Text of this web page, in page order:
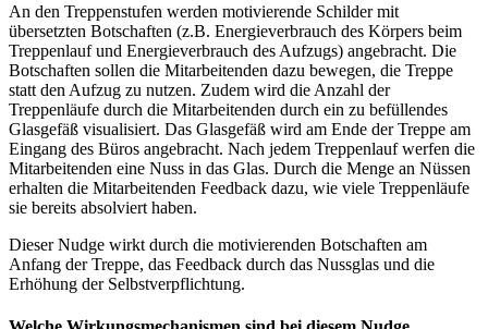
An den Treppenstufen werden motivierende Schilder mit
übersetzten Botschaften (z.B. Energieverbrauch des Körpers beim
Treppenlauf und Energieverbrauch des Aufzugs) angebracht. Die
Botschaften sollen die Mitarbeitenden dazu bewegen, die Treppe
statt den Aufzug zu nutzen. Zudem wird die Anzahl der
Treppenläufe durch die Mitarbeitenden durch ein zu befüllendes
Glasgefäß visualisiert. Das Glasgefäß wird am Ende der Treppe am
Eingang des Büros angebracht. Nach jedem Treppenlauf werfen die
Mitarbeitenden eine Nuss in das Glas. Durch die Menge an Nüssen
erhalten die Mitarbeitenden Feedback dazu, wie viele Treppenläufe
sie bereits absolviert haben.
Dieser Nudge wirkt durch die motivierenden Botschaften am
Anfang der Treppe, das Feedback durch das Nussglas und die
Erhöhung der Selbstverpflichtung.